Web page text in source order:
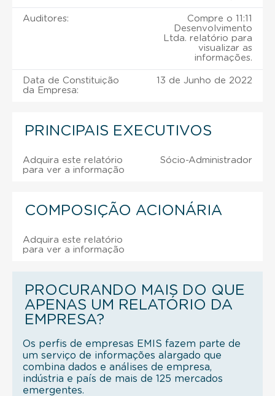
Auditores:
Compre o 11:11
Desenvolvimento
Ltda. relatório para
visualizar as
informações.
Data de Constituição
da Empresa:
13 de Junho de 2022
PRINCIPAIS EXECUTIVOS
Adquira este relatório
para ver a informação
Sócio-Administrador
COMPOSIÇÃO ACIONÁRIA
Adquira este relatório
para ver a informação
PROCURANDO MAIS DO QUE
APENAS UM RELATÓRIO DA
EMPRESA?
Os perfis de empresas EMIS fazem parte de
um serviço de informações alargado que
combina dados e análises de empresa,
indústria e país de mais de 125 mercados
emergentes.